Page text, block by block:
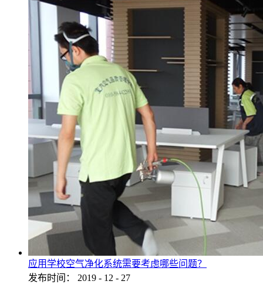
应用学校空气净化系统需要考虑哪些问题？
发布时间：
2019 - 12 - 27